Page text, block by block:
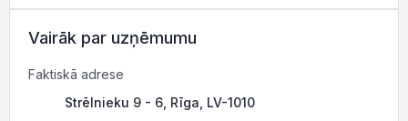
Vairāk par uzņēmumu
Faktiskā adrese
Strēlnieku 9 - 6, Rīga, LV-1010